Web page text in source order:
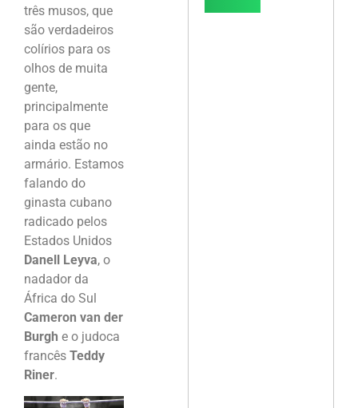
três musos, que
são verdadeiros
colírios para os
olhos de muita
gente,
principalmente
para os que
ainda estão no
armário. Estamos
falando do
ginasta cubano
radicado pelos
Estados Unidos
Danell Leyva, o
nadador da
África do Sul
Cameron van der
Burgh e o judoca
francês Teddy
Riner.